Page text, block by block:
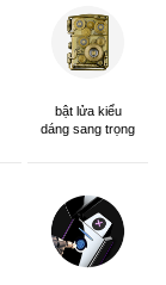
bật lửa kiểu
dáng sang trọng